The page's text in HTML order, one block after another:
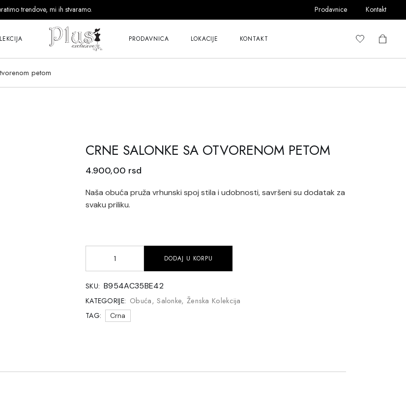
trendove, mi ih stvaramo. Prodavnice Kontakt
PRODAVNICA LOKACIJE KONTAKT
petom
CRNE SALONKE SA OTVORENOM PETOM
4.900,00 rsd
Naša obuća pruža vrhunski spoj stila i udobnosti, savršeni su dodatak za
svaku priliku.
DODAJ U KORPU
SKU: B954AC35BE42
KATEGORIJE: Obuća,Salonke, Ženska Kolekcija
TAG: Crna